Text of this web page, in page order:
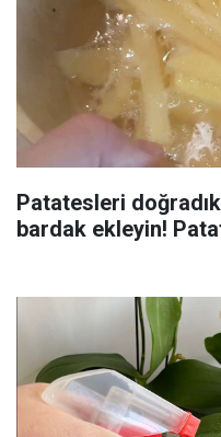
Patatesleri
bardak ekleyin!